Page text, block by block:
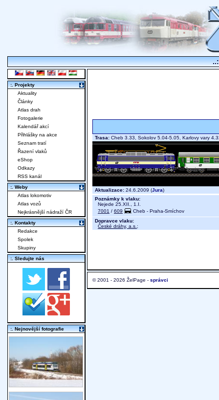
Trasa: Cheb 3.33, Sokolov 5.04-5.05, Karlovy vary
Aktualizace: 24.6.2009 (Jura)
Poznámky k vlaku:
Nejede 25.XII., 1.I.
7001 / 609
Cheb - Praha-Smíchov
Dopravce vlaku:
České dráhy, a.s. ;
© 2001 - 2026 ŽelPage - správci
:. Projekty
Aktuality
Články
Atlas drah
Fotogalerie
Kalendář akcí
Přihlášky na akce
Seznam tratí
Řazení vlaků
eShop
Odkazy
RSS kanál
:. Weby
Atlas lokomotiv
Atlas vozů
Nejkrásnější nádraží ČR
:. Kontakty
Redakce
Spolek
Skupiny
:. Sledujte nás
:. Nejnovější fotografie